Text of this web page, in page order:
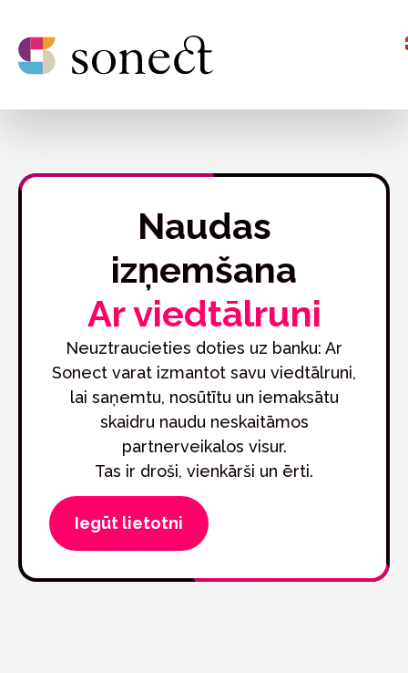
Naudas
izņemšana
Ar viedtālruni
Neuztraucieties doties uz banku: Ar
Sonect varat izmantot savu viedtālruni,
lai saņemtu, nosūtītu un iemaksātu
skaidru naudu neskaitāmos
partnerveikalos visur.
Tas ir droši, vienkārši un ērti.
Iegūt lietotni